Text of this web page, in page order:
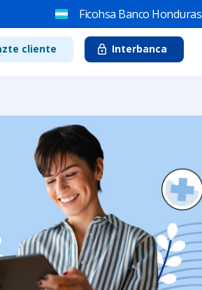
Ficohsa Banco Honduras
cliente Interbanca